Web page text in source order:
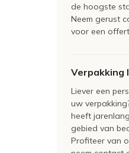
de hoogste
Neem gerust
voor een
Verpakking
Liever een
uw
heeft
gebied van
Profiteer van